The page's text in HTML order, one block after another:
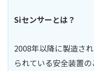
Siセンサーとは？
2008年以降に製造さ
られている安全装置